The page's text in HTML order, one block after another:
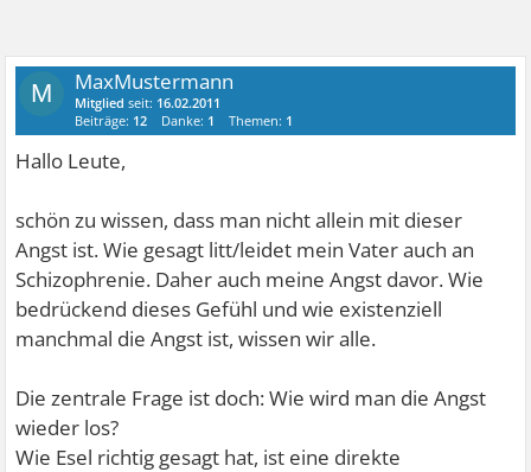
M MaxMustermann
Mitglied seit: 16.02.2011
Beiträge: 12 Danke: 1 Themen: 1
Hallo Leute,
schön zu wissen, dass man nicht allein mit dieser
Angst ist. Wie gesagt litt/leidet mein Vater auch an
Schizophrenie. Daher auch meine Angst davor. Wie
bedrückend dieses Gefühl und wie existenziell
manchmal die Angst ist, wissen wir alle.
Die zentrale Frage ist doch: Wie wird man die Angst
wieder los?
Wie Esel richtig gesagt hat, ist eine direkte